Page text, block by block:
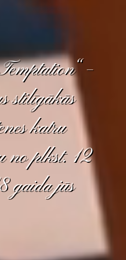
–
stilīgākās
katru
no plkst. 12
gaida jūs